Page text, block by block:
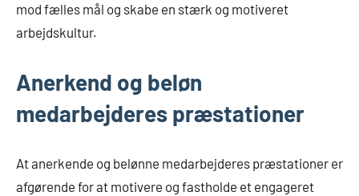
mod fælles mål og skabe en stærk og motiveret
arbejdskultur.
Anerkend og beløn
medarbejderes præstationer
At anerkende og belønne medarbejderes præstationer er
afgørende for at motivere og fastholde et engageret